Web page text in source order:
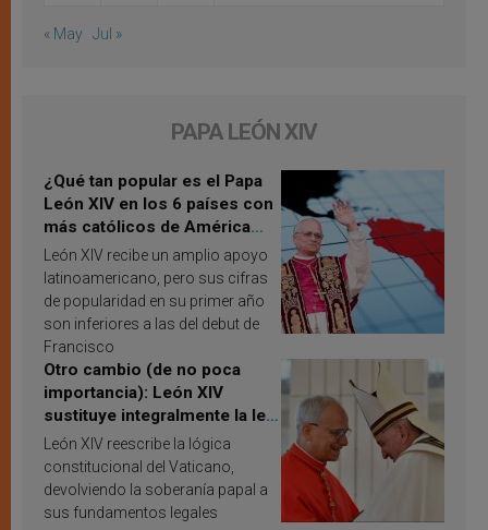
« May Jul »
PAPA LEÓN XIV
¿Qué tan popular es el Papa
León XIV en los 6 países con
más católicos de América
Latina en 2026? Publican
resultados de investigación
León XIV recibe un amplio apoyo
latinoamericano, pero sus cifras
de popularidad en su primer año
son inferiores a las del debut de
Francisco
Otro cambio (de no poca
importancia): León XIV
sustituye integralmente la ley
vaticana de Papa Francisco
León XIV reescribe la lógica
constitucional del Vaticano,
devolviendo la soberanía papal a
sus fundamentos legales